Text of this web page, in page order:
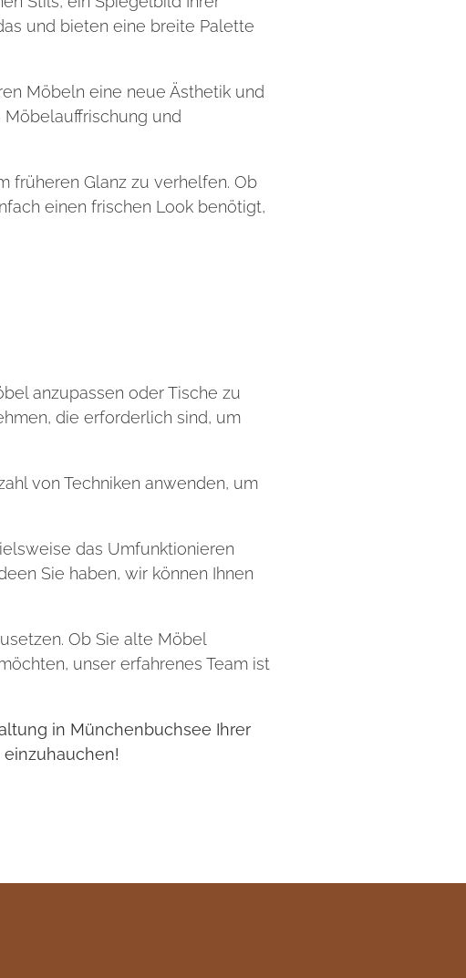
und bieten eine breite Palette
Möbeln eine neue Ästhetik und
und
früheren Glanz zu verhelfen. Ob
einen frischen Look benötigt,
anzupassen oder Tische zu
die erforderlich sind, um
von Techniken anwenden, um
das Umfunktionieren
Sie haben, wir können Ihnen
Ob Sie alte Möbel
unser erfahrenes Team ist
in Münchenbuchsee Ihrer